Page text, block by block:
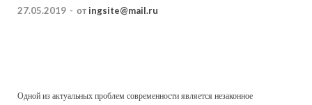
27.05.2019 - от ingsite@mail.ru
Одной из актуальных проблем современности является незаконное